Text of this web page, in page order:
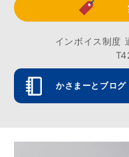
インボイス制度
かさまーとブログ